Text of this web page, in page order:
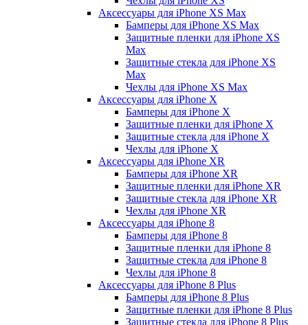
Аксессуары для iPhone ХS Max
Бамперы для iPhone XS Max
Защитные пленки для iPhone XS
Max
Защитные стекла для iPhone XS
Max
Чехлы для iPhone XS Max
Аксессуары для iPhone X
Бамперы для iPhone X
Защитные пленки для iPhone X
Защитные стекла для iPhone X
Чехлы для iPhone X
Аксессуары для iPhone XR
Бамперы для iPhone XR
Защитные пленки для iPhone XR
Защитные стекла для iPhone XR
Чехлы для iPhone XR
Аксессуары для iPhone 8
Бамперы для iPhone 8
Защитные пленки для iPhone 8
Защитные стекла для iPhone 8
Чехлы для iPhone 8
Аксессуары для iPhone 8 Plus
Бамперы для iPhone 8 Plus
Защитные пленки для iPhone 8 Plus
Защитные стекла для iPhone 8 Plus